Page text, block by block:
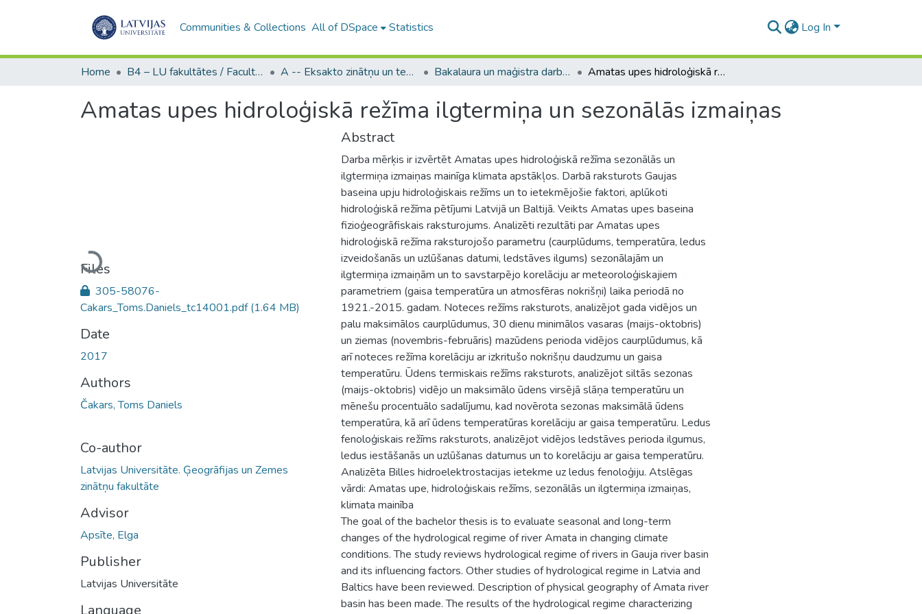
Communities & Collections All of DSpace Statistics Log In
Home B4 – LU fakultātes / Faculties of the UL A -- Eksakto zinātņu un tehnoloģiju fakultāte / Faculty of Science and Technology Bakalaura un maģistra darbi (EZTF) / Bachelor's and Master's theses Amatas upes hidroloģiskā režīma ilgtermiņa un sezonālās izmaiņas
Amatas upes hidroloģiskā režīma ilgtermiņa un sezonālās izmaiņas
Loading...
Files
305-58076-
Cakars_Toms.Daniels_tc14001.pdf(1.64 MB)
Date
2017
Authors
Čakars, Toms Daniels
Co-author
Latvijas Universitāte. Ģeogrāfijas un Zemes
zinātņu fakultāte
Advisor
Apsīte, Elga
Publisher
Latvijas Universitāte
Language
Abstract
Darba mērķis ir izvērtēt Amatas upes hidroloģiskā režīma sezonālās un
ilgtermiņa izmaiņas mainīga klimata apstākļos. Darbā raksturots Gaujas
baseina upju hidroloģiskais režīms un to ietekmējošie faktori, aplūkoti
hidroloģiskā režīma pētījumi Latvijā un Baltijā. Veikts Amatas upes baseina
fizioģeogrāfiskais raksturojums. Analizēti rezultāti par Amatas upes
hidroloģiskā režīma raksturojošo parametru (caurplūdums, temperatūra, ledus
izveidošanās un uzlūšanas datumi, ledstāves ilgums) sezonālajām un
ilgtermiņa izmaiņām un to savstarpējo korelāciju ar meteoroloģiskajiem
parametriem (gaisa temperatūra un atmosfēras nokrišņi) laika periodā no
1921.-2015. gadam. Noteces režīms raksturots, analizējot gada vidējos un
palu maksimālos caurplūdumus, 30 dienu minimālos vasaras (maijs-oktobris)
un ziemas (novembris-februāris) mazūdens perioda vidējos caurplūdumus, kā
arī noteces režīma korelāciju ar izkritušo nokrišņu daudzumu un gaisa
temperatūru. Ūdens termiskais režīms raksturots, analizējot siltās sezonas
(maijs-oktobris) vidējo un maksimālo ūdens virsējā slāņa temperatūru un
mēnešu procentuālo sadalījumu, kad novērota sezonas maksimālā ūdens
temperatūra, kā arī ūdens temperatūras korelāciju ar gaisa temperatūru. Ledus
fenoloģiskais režīms raksturots, analizējot vidējos ledstāves perioda ilgumus,
ledus iestāšanās un uzlūšanas datumus un to korelāciju ar gaisa temperatūru.
Analizēta Billes hidroelektrostacijas ietekme uz ledus fenoloģiju. Atslēgas
vārdi: Amatas upe, hidroloģiskais režīms, sezonālās un ilgtermiņa izmaiņas,
klimata mainība
The goal of the bachelor thesis is to evaluate seasonal and long-term
changes of the hydrological regime of river Amata in changing climate
conditions. The study reviews hydrological regime of rivers in Gauja river basin
and its influencing factors. Other studies of hydrological regime in Latvia and
Baltics have been reviewed. Description of physical geography of Amata river
basin has been made. The results of the hydrological regime characterizing